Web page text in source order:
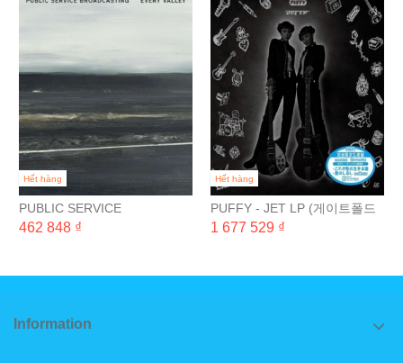
Hết hàng
PUBLIC SERVICE
BROADCASTING - EVERY
462 848 ₫
Hết hàng
PUFFY - JET LP (게이트폴드
완전 일본 생산 한정반) [2LP]
1 677 529 ₫
Information